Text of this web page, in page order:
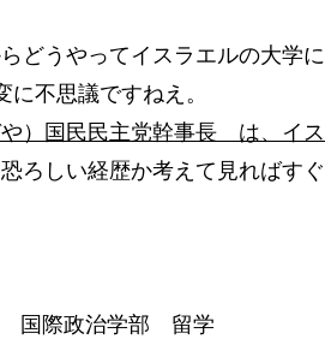
どうやってイスラエルの大学に
不思議ですねえ。
）国民民主党幹事長 は、イス
ろしい経歴か考えて見ればすぐ
国際政治学部 留学